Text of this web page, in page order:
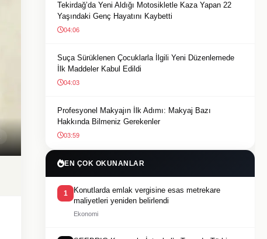
Tekirdağ’da Yeni Aldığı Motosikletle Kaza Yapan 22
Yaşındaki Genç Hayatını Kaybetti
04:06
Suça Sürüklenen Çocuklarla İlgili Yeni Düzenlemede
İlk Maddeler Kabul Edildi
04:03
Profesyonel Makyajın İlk Adımı: Makyaj Bazı
Hakkında Bilmeniz Gerekenler
03:59
EN ÇOK OKUNANLAR
1
Konutlarda emlak vergisine esas metrekare
maliyetleri yeniden belirlendi
Ekonomi